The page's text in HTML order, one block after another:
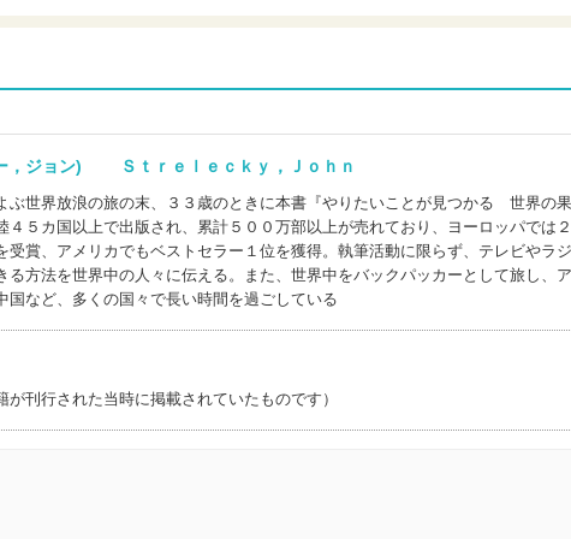
，ジョン) Ｓｔｒｅｌｅｃｋｙ，Ｊｏｈｎ
ぶ世界放浪の旅の末、３３歳のときに本書『やりたいことが見つかる 世界の
５カ国以上で出版され、累計５００万部以上が売れており、ヨーロッパでは２
賞、アメリカでもベストセラー１位を獲得。執筆活動に限らず、テレビやラジ
方法を世界中の人々に伝える。また、世界中をバックパッカーとして旅し、
国など、多くの国々で長い時間を過ごしている
刊行された当時に掲載されていたものです）